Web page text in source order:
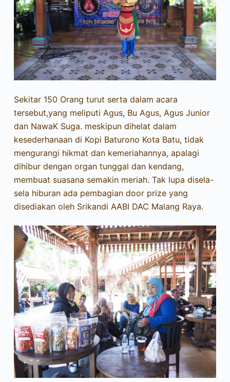
Sekitar 150 Orang turut serta dalam acara
tersebut,yang meliputi Agus, Bu Agus, Agus Junior
dan NawaK Suga. meskipun dihelat dalam
kesederhanaan di Kopi Baturono Kota Batu, tidak
mengurangi hikmat dan kemeriahannya, apalagi
dihibur dengan organ tunggal dan kendang,
membuat suasana semakin meriah. Tak lupa disela-
sela hiburan ada pembagian door prize yang
disediakan oleh Srikandi AABI DAC Malang Raya.